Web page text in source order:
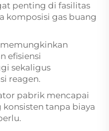
penting di fasilitas
komposisi gas buang
efisiensi
sekaligus
reagen.
pabrik mencapai
tanpa biaya